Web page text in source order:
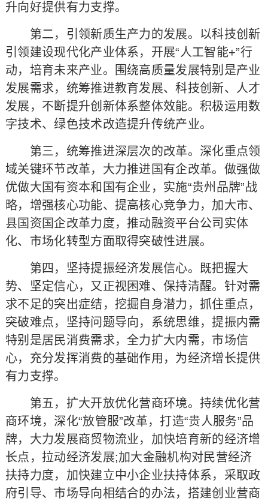
升向好提供有力支撑。
第二，引领新质生产力的发展。以科技创新
引领建设现代化产业体系，开展“人工智能+”行
动，培育未来产业。围绕高质量发展特别是产业
发展需求，统筹推进教育发展、科技创新、人才
发展，不断提升创新体系整体效能。积极运用数
字技术、绿色技术改造提升传统产业。
第三，统筹推进深层次的改革。深化重点领
域关键环节改革，大力推进国有企改革。做强做
优做大国有资本和国有企业，实施“贵州品牌”战
略，增强核心功能、提高核心竞争力，加大市、
县国资国企改革力度，推动融资平台公司实体
化、市场化转型方面取得突破性进展。
第四，坚持提振经济发展信心。既把握大
势、坚定信心，又正视困难、保持清醒。针对需
求不足的突出症结，挖掘自身潜力，抓住重点，
突破难点，坚持问题导向，系统思维，提振内需
特别是居民消费需求，全力扩大内需，市场信
心，充分发挥消费的基础作用，为经济增长提供
有力支撑。
第五，扩大开放优化营商环境。持续优化营
商环境，深化“放管服”改革，打造“贵人服务”品
牌，大力发展商贸物流业，加快培育新的经济增
长点，拉动经济发展;加大金融机构对民营经济
扶持力度，加快建立中小企业扶持体系，采取政
府引导、市场导向相结合的办法，搭建创业营商